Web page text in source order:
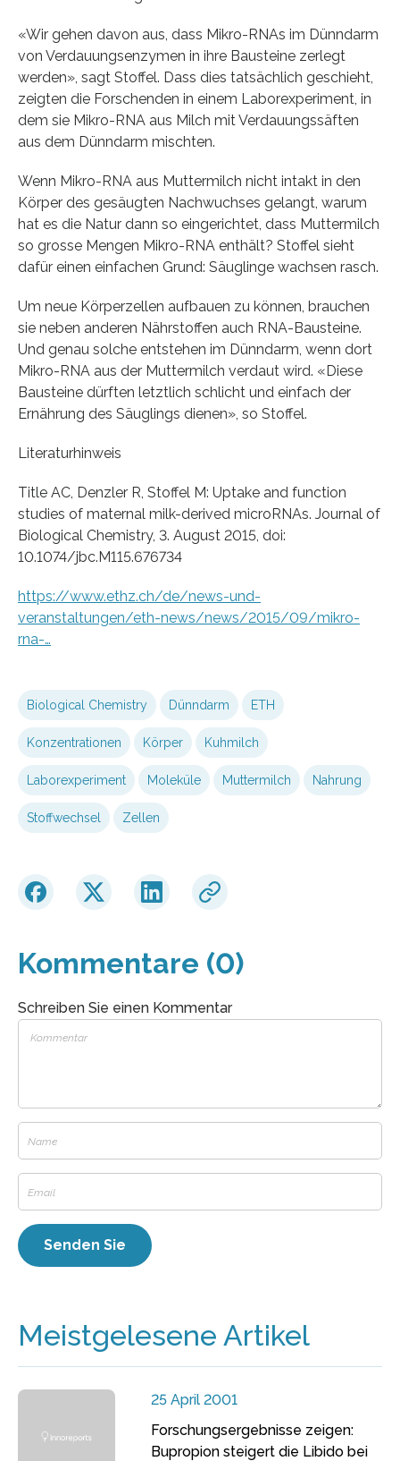
«Wir gehen davon aus, dass Mikro-RNAs im Dünndarm
von Verdauungsenzymen in ihre Bausteine zerlegt
werden», sagt Stoffel. Dass dies tatsächlich geschieht,
zeigten die Forschenden in einem Laborexperiment, in
dem sie Mikro-RNA aus Milch mit Verdauungssäften
aus dem Dünndarm mischten.
Wenn Mikro-RNA aus Muttermilch nicht intakt in den
Körper des gesäugten Nachwuchses gelangt, warum
hat es die Natur dann so eingerichtet, dass Muttermilch
so grosse Mengen Mikro-RNA enthält? Stoffel sieht
dafür einen einfachen Grund: Säuglinge wachsen rasch.
Um neue Körperzellen aufbauen zu können, brauchen
sie neben anderen Nährstoffen auch RNA-Bausteine.
Und genau solche entstehen im Dünndarm, wenn dort
Mikro-RNA aus der Muttermilch verdaut wird. «Diese
Bausteine dürften letztlich schlicht und einfach der
Ernährung des Säuglings dienen», so Stoffel.
Literaturhinweis
Title AC, Denzler R, Stoffel M: Uptake and function
studies of maternal milk-derived microRNAs. Journal of
Biological Chemistry, 3. August 2015, doi:
10.1074/jbc.M115.676734
https://www.ethz.ch/de/news-und-
veranstaltungen/eth-news/news/2015/09/mikro-
rna-…
Biological Chemistry Dünndarm ETH
Konzentrationen Körper Kuhmilch
Laborexperiment Moleküle Muttermilch Nahrung
Stoffwechsel Zellen
Kommentare (0)
Schreiben Sie einen Kommentar
Meistgelesene Artikel
25 April 2001
Forschungsergebnisse zeigen:
Bupropion steigert die Libido bei